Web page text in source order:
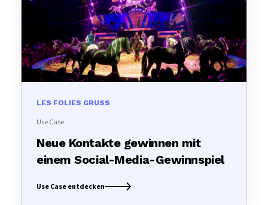
LES FOLIES GRUSS
Use Case
Neue Kontakte gewinnen mit
einem Social-Media-Gewinnspiel
Use Case entdecken